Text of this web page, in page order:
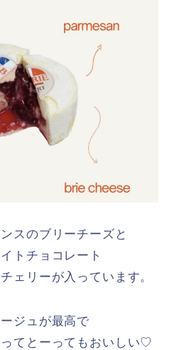
スのブリーチーズと
トチョコレート
ェリーが入っています。
ジュが最高で
てとーってもおいしい♡